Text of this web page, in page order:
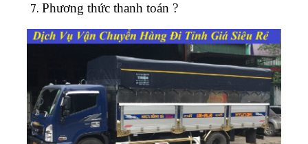
Phương thức thanh toán ?